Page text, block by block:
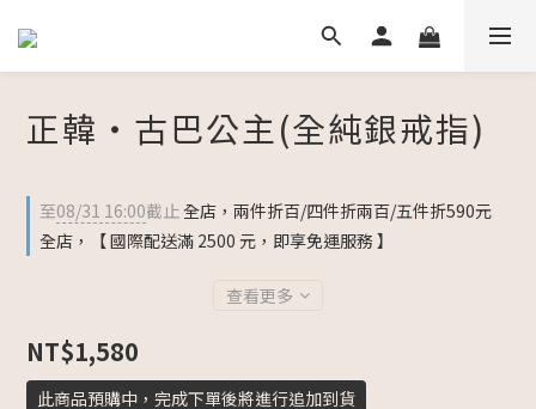
正韓・古巴公主(全純銀戒指)
至08/31 16:00截止全店，兩件折百/四件折兩百/五件折590元
全店，【 國際配送滿 2500 元，即享免運服務 】
查看更多
NT$1,580
此商品預購中，完成下單後將進行追加到貨